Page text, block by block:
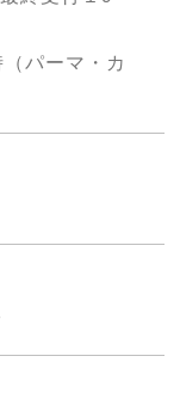
ラー最終受付１８時）
曜日
パーマ・カ